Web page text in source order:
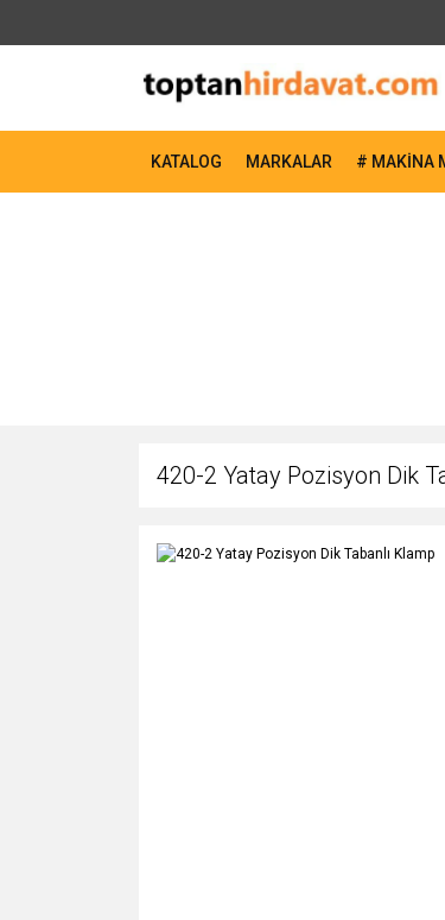
KATALOG MARKALAR # MAKİNA
420-2 Yatay Pozisyon Dik